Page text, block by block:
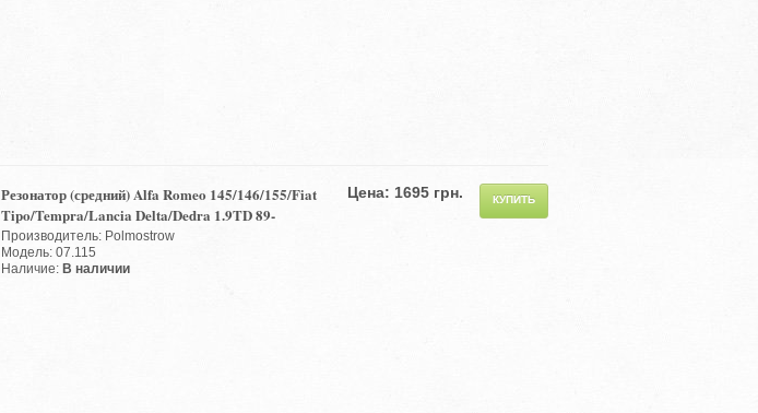
Цена: 1695 грн.
Резонатор (средний) Alfa Romeo 145/146/155/Fiat
Tipo/Tempra/Lancia Delta/Dedra 1.9TD 89-
Производитель: Polmostrow
Модель: 07.115
Наличие: В наличии